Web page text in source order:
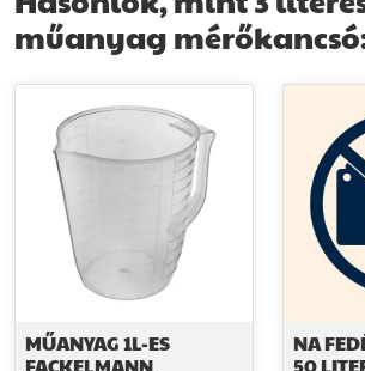
műanyag
MŰANYAG 1L-ES
NA